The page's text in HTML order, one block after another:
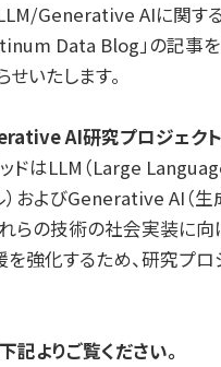
Generative AIに関す
Data Blog」の記事
せいたします。
AI研究プロジェクト
ドはLLM（Large
およびGenerative AI（生
らの技術の社会実装に
強化するため、研究プロ
記よりご覧ください。